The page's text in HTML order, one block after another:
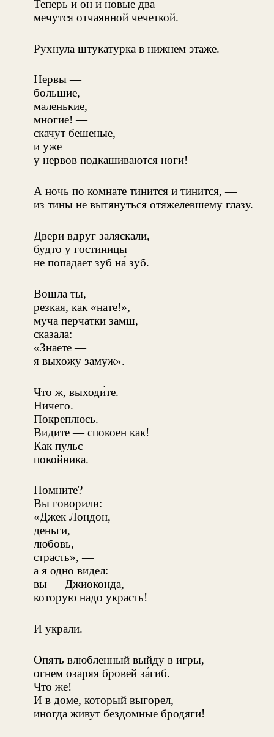
Теперь и он и новые два
мечутся отчаянной чечеткой.
Рухнула штукатурка в нижнем этаже.
Нервы —
большие,
маленькие,
многие! —
скачут бешеные,
и уже
у нервов подкашиваются ноги!
А ночь по комнате тинится и тинится, —
из тины не вытянуться отяжелевшему глазу.
Двери вдруг заляскали,
будто у гостиницы
не попадает зуб на́ зуб.
Вошла ты,
резкая, как «нате!»,
муча перчатки замш,
сказала:
«Знаете —
я выхожу замуж».
Что ж, выходи́те.
Ничего.
Покреплюсь.
Видите — спокоен как!
Как пульс
покойника.
Помните?
Вы говорили:
«Джек Лондон,
деньги,
любовь,
страсть», —
а я одно видел:
вы — Джиоконда,
которую надо украсть!
И украли.
Опять влюбленный выйду в игры,
огнем озаряя бровей за́гиб.
Что же!
И в доме, который выгорел,
иногда живут бездомные бродяги!